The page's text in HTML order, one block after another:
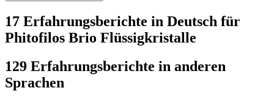
17 Erfahrungsberichte in Deutsch für
Phitofilos Brio Flüssigkristalle
129 Erfahrungsberichte in anderen
Sprachen